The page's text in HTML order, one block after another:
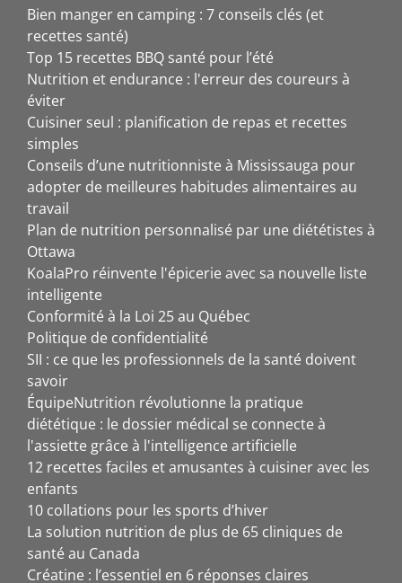
Bien manger en camping : 7 conseils clés (et
recettes santé)
Top 15 recettes BBQ santé pour l’été
Nutrition et endurance : l'erreur des coureurs à
éviter
Cuisiner seul : planification de repas et recettes
simples
Conseils d’une nutritionniste à Mississauga pour
adopter de meilleures habitudes alimentaires au
travail
Plan de nutrition personnalisé par une diététistes à
Ottawa
KoalaPro réinvente l'épicerie avec sa nouvelle liste
intelligente
Conformité à la Loi 25 au Québec
Politique de confidentialité
SII : ce que les professionnels de la santé doivent
savoir
ÉquipeNutrition révolutionne la pratique
diététique : le dossier médical se connecte à
l'assiette grâce à l'intelligence artificielle
12 recettes faciles et amusantes à cuisiner avec les
enfants
10 collations pour les sports d’hiver
La solution nutrition de plus de 65 cliniques de
santé au Canada
Créatine : l’essentiel en 6 réponses claires